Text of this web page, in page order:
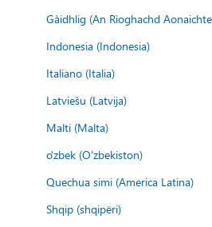
Gàidhlig (An Rìoghachd
Indonesia (Indonesia)
Italiano (Italia)
Latviešu (Latvija)
Malti (Malta)
o'zbek (O'zbekiston)
Quechua simi (America Latina)
Shqip (shqipëri)